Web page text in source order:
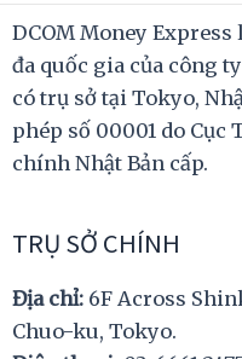
DCOM Money
đa quốc gia của công ty
có trụ sở tại Tokyo,
phép số 00001 do
chính Nhật Bản cấp.
TRỤ SỞ CHÍNH
Địa chỉ: 6F Across
Chuo-ku, Tokyo.